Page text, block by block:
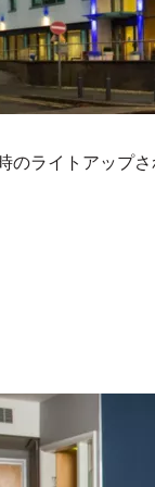
のライトアップ